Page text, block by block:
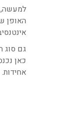
למעשה,
האופן
גם סוג
כאן
אחידות.